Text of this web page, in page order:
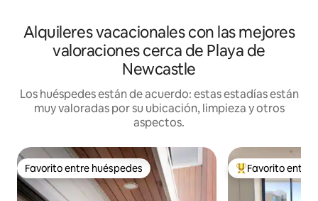
Alquileres vacacionales con las mejores
valoraciones cerca de Playa de
Newcastle
Los huéspedes están de acuerdo: estas estadías están
muy valoradas por su ubicación, limpieza y otros
aspectos.
Favorito entre huéspedes
Favorito entre huéspedes Favorito entre
Favorito entre